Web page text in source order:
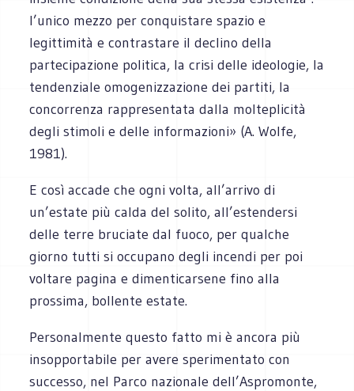
l’unico mezzo per conquistare spazio e
legittimità e contrastare il declino della
partecipazione politica, la crisi delle ideologie, la
tendenziale omogenizzazione dei partiti, la
concorrenza rappresentata dalla molteplicità
degli stimoli e delle informazioni» (A. Wolfe,
1981).
E così accade che ogni volta, all’arrivo di
un’estate più calda del solito, all’estendersi
delle terre bruciate dal fuoco, per qualche
giorno tutti si occupano degli incendi per poi
voltare pagina e dimenticarsene fino alla
prossima, bollente estate.
Personalmente questo fatto mi è ancora più
insopportabile per avere sperimentato con
successo, nel Parco nazionale dell’Aspromonte,